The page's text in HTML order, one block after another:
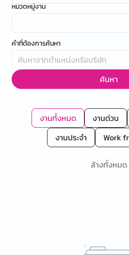
หมวดหมู่งาน
คำที่ต้องการค้นหา
ค้นหา
งานทั้งหมด งานด่วน
งานประจำ
Work
ล้างทั้งหมด